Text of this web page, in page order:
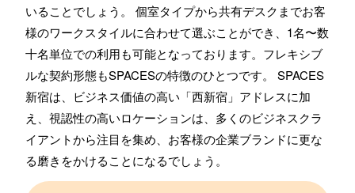
いることでしょう。 個室タイプから共有デスクまでお客
様のワークスタイルに合わせて選ぶことができ、1名〜数
十名単位での利用も可能となっております。フレキシブ
ルな契約形態もSPACESの特徴のひとつです。 SPACES
新宿は、ビジネス価値の高い「西新宿」アドレスに加
え、視認性の高いロケーションは、多くのビジネスクラ
イアントから注目を集め、お客様の企業ブランドに更な
る磨きをかけることになるでしょう。